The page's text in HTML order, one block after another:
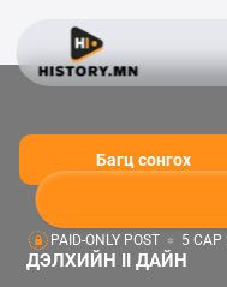
Багц сонгох
PAID-ONLY POST 5 САР
ДЭЛХИЙН II ДАЙН